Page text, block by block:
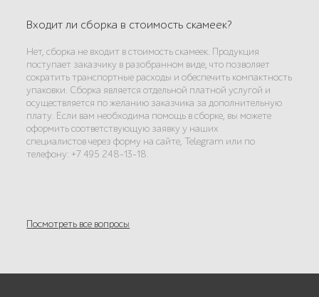
Входит ли сборка в стоимость скамеек?
Нет, сборка не входит в стоимость скамеек. Продукция
поступает заказчику в разобранном виде, что позволяет
сократить транспортные расходы и обеспечить компактность
упаковки. Сборка является отдельной платной услугой и
осуществляется по желанию заказчика за дополнительную
плату. Если вам необходима помощь в сборке, вы можете
оформить соответствующую заявку у наших
специалистов через форму на сайте, Telegram или по
телефону: +7 495 248-13-18.
Посмотреть все вопросы